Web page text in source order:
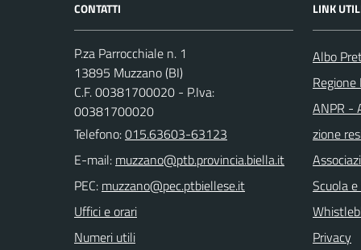
CONTATTI
P.za Parrocchiale n. 1
13895 Muzzano (BI)
C.F. 00381700020 - P.Iva:
00381700020
Telefono:015.63603-63123
E-mail:
PEC:
Uffici e orari
Numeri utili
LINK
Albo
ANPR -
zione
Scuola
Privacy